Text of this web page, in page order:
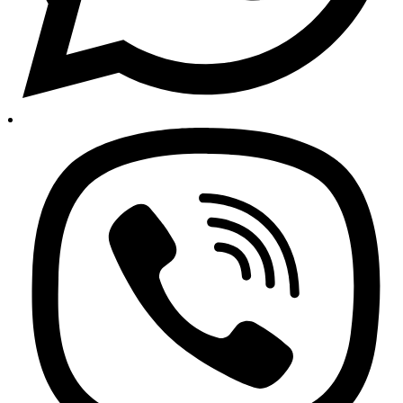
Praćenje narudžbi
Moje narudžbe
Politika privatnosti
Informacije o trgovini
O nama – Auto24
Najprodavanije
Najnoviji proizvodi
Novi popusti
Svi autodijelovi i dodatna oprema
Sve za auto na jednom mjestu!
Besplatna dostava za sve narudžbe iznad 150 KM
Politika privatnosti
Uvjeti poslovanja
Praćenje narudžbi
Copyright 2026 © AUTO24 - Sva prava pridržana.